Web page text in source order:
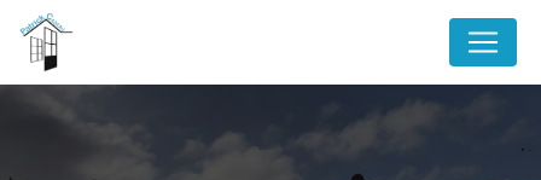
Panneau de gestion des cookies